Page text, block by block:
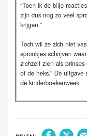
“Toen ik de blije
zijn dus nog zo veel
krijgen.”
Toch wil ze zich niet
sprookjes schrijven
zichzelf zien als
of de heks.” De
de kinderboekenweek.